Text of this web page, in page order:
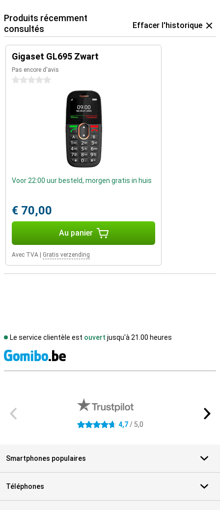
Produits récemment
consultés
Effacer l'historique
Gigaset GL695 Zwart
Pas encore d'avis
0 étoiles
Voor 22:00 uur besteld, morgen gratis in huis
€ 70,00
Au panier
Avec TVA Gratis verzending
Le service clientèle est ouvert jusqu'à 21.00 heures
4.7 étoiles 4,7/ 5,0
Smartphones populaires
Téléphones